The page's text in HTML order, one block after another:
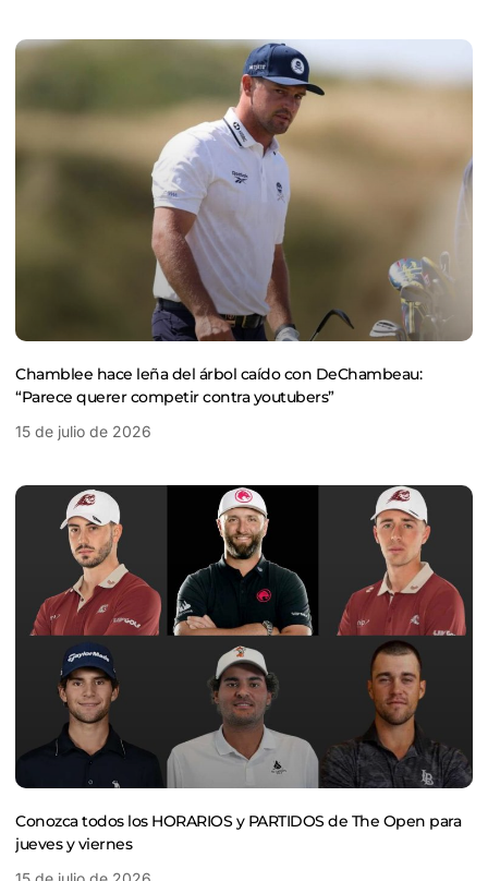
Chamblee hace leña del árbol caído con DeChambeau:
“Parece querer competir contra youtubers”
15 de julio de 2026
Conozca todos los HORARIOS y PARTIDOS de The Open para
jueves y viernes